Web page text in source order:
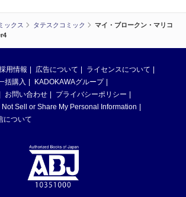
ックス タテスクコミック
マイ・ブロークン・マリコ
用情報 広告について
ライセンスについて
括購入
KADOKAWAグループ
お問い合わせ
プライバシーポリシー
Not Sell or Share My Personal Information
について